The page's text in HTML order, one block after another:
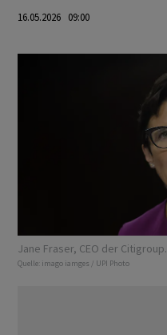
16.05.2026 09:00
Jane Fraser, CEO der Citigroup.
Quelle: imago iamges / UPI Photo